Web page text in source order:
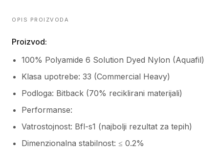
OPIS PROIZVODA
Proizvod:
100% Polyamide 6 Solution Dyed Nylon (Aquafil)
Klasa upotrebe: 33 (Commercial Heavy)
Podloga: Bitback (70% reciklirani materijali)
Performanse:
Vatrostojnost: Bfl-s1 (najbolji rezultat za tepih)
Dimenzionalna stabilnost: ≤ 0.2%